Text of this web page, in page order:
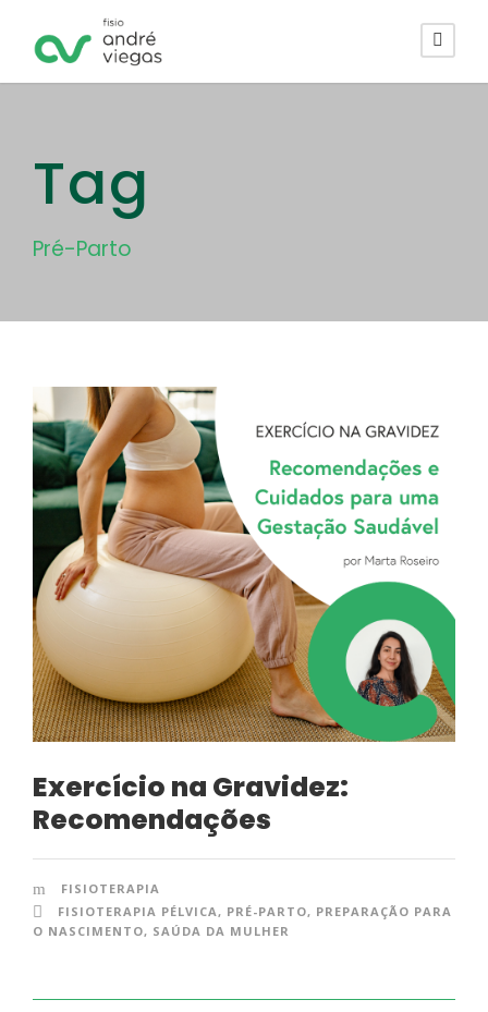
Tag
Pré-Parto
Exercício na Gravidez:
Recomendações
FISIOTERAPIA
FISIOTERAPIA PÉLVICA , PRÉ-PARTO, PREPARAÇÃO PARA
O NASCIMENTO, SAÚDA DA MULHER